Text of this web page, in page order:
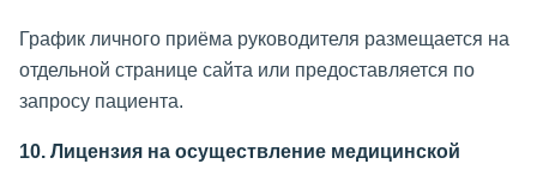
График личного приёма руководителя размещается на
отдельной странице сайта или предоставляется по
запросу пациента.
10. Лицензия на осуществление медицинской